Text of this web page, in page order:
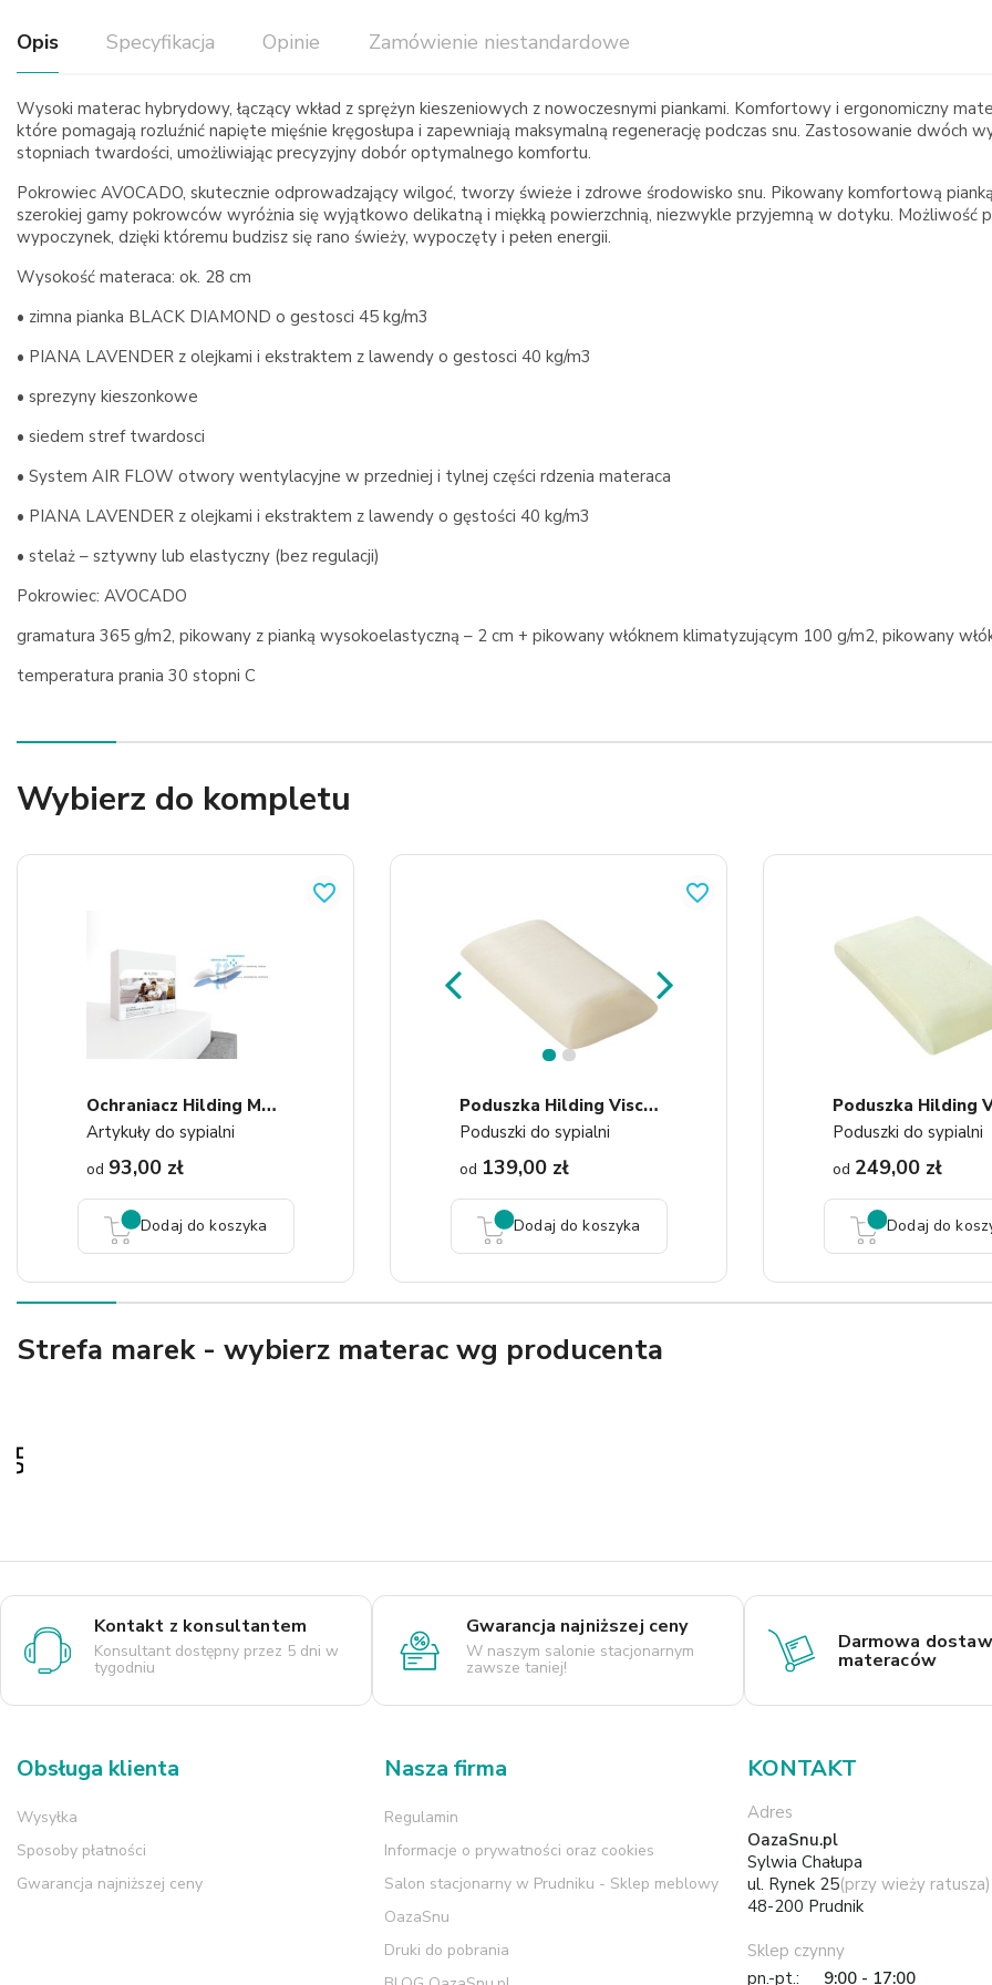
Opis Specyfikacja Opinie Zamówienie niestandardowe
Wysoki materac hybrydowy, łączący wkład z sprężyn kieszeniowych z nowoczesnymi piankami. Komfortowy i ergonomiczny
które pomagają rozluźnić napięte mięśnie kręgosłupa i zapewniają maksymalną regenerację podczas snu. Zastosowanie dwóch
stopniach twardości, umożliwiając precyzyjny dobór optymalnego komfortu.
Pokrowiec AVOCADO, skutecznie odprowadzający wilgoć, tworzy świeże i zdrowe środowisko snu. Pikowany komfortową
szerokiej gamy pokrowców wyróżnia się wyjątkowo delikatną i miękką powierzchnią, niezwykle przyjemną w dotyku. Możliwość
wypoczynek, dzięki któremu budzisz się rano świeży, wypoczęty i pełen energii.
Wysokość materaca: ok. 28 cm
• zimna pianka BLACK DIAMOND o gestosci 45 kg/m3
• PIANA LAVENDER z olejkami i ekstraktem z lawendy o gestosci 40 kg/m3
• sprezyny kieszonkowe
• siedem stref twardosci
• System AIR FLOW otwory wentylacyjne w przedniej i tylnej części rdzenia materaca
• PIANA LAVENDER z olejkami i ekstraktem z lawendy o gęstości 40 kg/m3
• stelaż – sztywny lub elastyczny (bez regulacji)
Pokrowiec: AVOCADO
gramatura 365 g/m2, pikowany z pianką wysokoelastyczną – 2 cm + pikowany włóknem klimatyzującym 100 g/m2, pikowany
temperatura prania 30 stopni C
Wybierz do kompletu
O
Chraniacz Hilding Molton...
Artykuły do sypialni
od 93,00 zł
Dodaj do koszyka
favorite_border
P
Oduszka Hilding Visco Mini
Poduszki do sypialni
od 139,00 zł
Dodaj do koszyka
favorite_border
Poduszki do sypialni
od 249,00 zł
Dodaj do
Strefa marek - wybierz materac wg producenta
Kontakt z konsultantem
Konsultant dostępny przez 5 dni w
tygodniu
Gwarancja najniższej ceny
W naszym salonie stacjonarnym
zawsze taniej!
Darmowa
materaców
Obsługa klienta
Wysyłka
Sposoby płatności
Gwarancja najniższej ceny
Nasza firma
Regulamin
Informacje o prywatności oraz cookies
Salon stacjonarny w Prudniku - Sklep meblowy
OazaSnu
Druki do pobrania
KONTAKT
Adres
OazaSnu.pl
Sylwia Chałupa
ul. Rynek 25(przy wieży ratusza)
48-200 Prudnik
Sklep czynny
pn.-pt.:
9:00 - 17:00